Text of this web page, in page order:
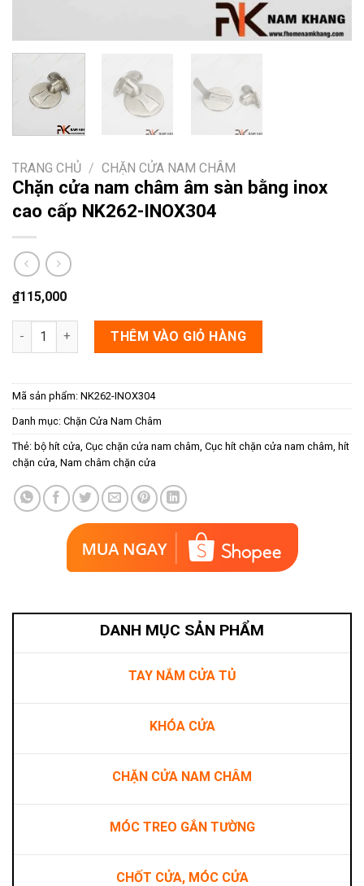
TRANG CHỦ / CHẶN CỬA NAM CHÂM
Chặn cửa nam châm âm sàn bằng inox
cao cấp NK262-INOX304
₫115,000
Chặn cửa nam châm âm sàn bằng inox cao cấp NK262-
THÊM VÀO GIỎ HÀNG
Mã sản phẩm: NK262-INOX304
Danh mục: Chặn Cửa Nam Châm
Thẻ: bộ hít cửa Cục chặn cửa nam châm Cục hít chặn cửa nam châm hít
chặn cửa Nam châm chặn cửa
DANH MỤC SẢN PHẨM
TAY NẮM CỬA TỦ
KHÓA CỬA
CHẶN CỬA NAM CHÂM
MÓC TREO GẮN TƯỜNG
CHỐT CỬA, MÓC CỬA